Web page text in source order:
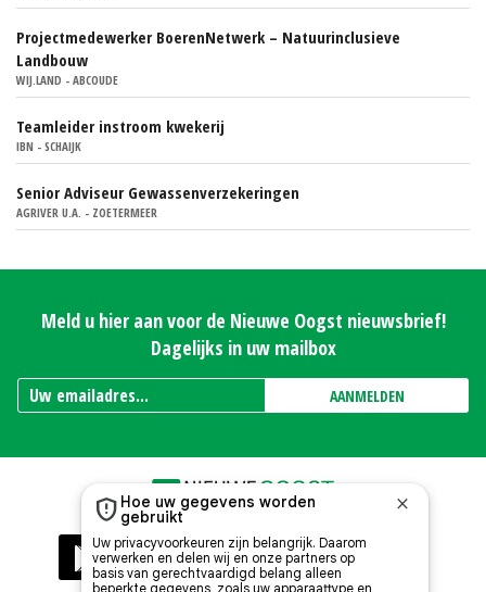
Projectmedewerker BoerenNetwerk – Natuurinclusieve
Landbouw
WIJ.LAND - ABCOUDE
Teamleider instroom kwekerij
IBN - SCHAIJK
Senior Adviseur Gewassenverzekeringen
AGRIVER U.A. - ZOETERMEER
Meld u hier aan voor de Nieuwe Oogst nieuwsbrief!
Dagelijks in uw mailbox
AANMELDEN